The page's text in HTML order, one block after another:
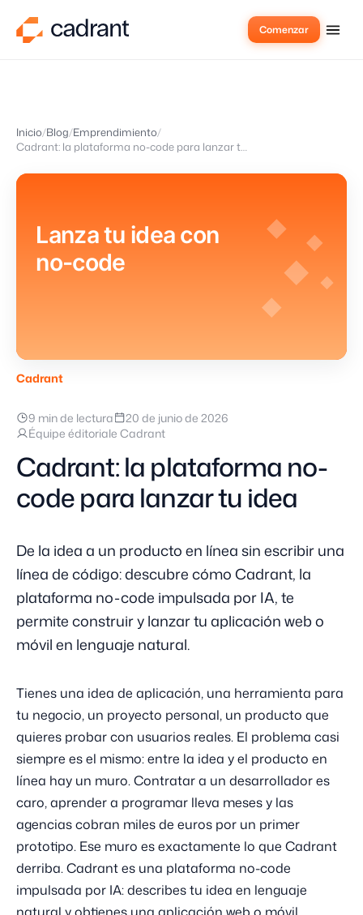
Comenzar
Inicio Blog Emprendimiento
Cadrant: la plataforma no-code para lanzar tu idea
Lanza tu idea con
no-code
Cadrant
9 min de lectura
20 de junio de 2026
Équipe éditoriale Cadrant
Cadrant: la plataforma no-
code para lanzar tu idea
De la idea a un producto en línea sin escribir una
línea de código: descubre cómo Cadrant, la
plataforma no-code impulsada por IA, te
permite construir y lanzar tu aplicación web o
móvil en lenguaje natural.
Tienes una idea de aplicación, una herramienta para
tu negocio, un proyecto personal, un producto que
quieres probar con usuarios reales. El problema casi
siempre es el mismo: entre la idea y el producto en
línea hay un muro. Contratar a un desarrollador es
caro, aprender a programar lleva meses y las
agencias cobran miles de euros por un primer
prototipo. Ese muro es exactamente lo que Cadrant
derriba. Cadrant es una plataforma no-code
impulsada por IA: describes tu idea en lenguaje